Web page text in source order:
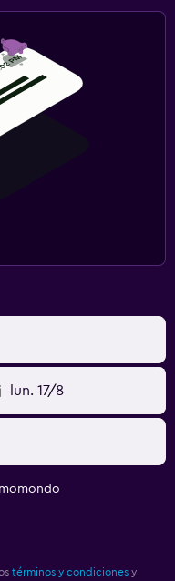
lun. 17/8
términos y condiciones y